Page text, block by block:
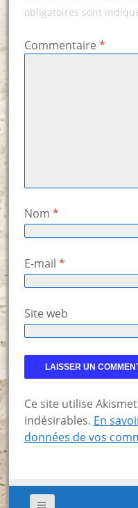
obligatoires sont
Commentaire *
Nom *
E-mail *
Site web
Ce site utilise
indésirables. En
données de vos